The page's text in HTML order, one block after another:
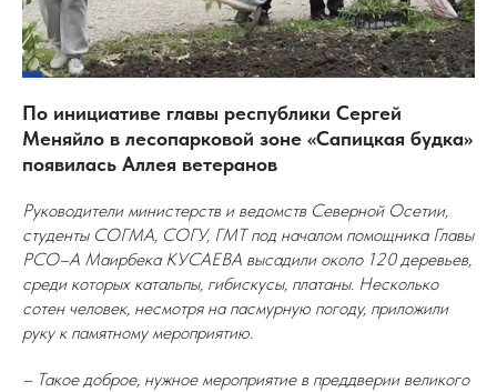
По инициативе главы республики Сергей
Меняйло в лесопарковой зоне «Сапицкая будка»
появилась Аллея ветеранов
Руководители министерств и ведомств Северной Осетии,
студенты СОГМА, СОГУ, ГМТ под началом помощника Главы
РСО–А Маирбека КУСАЕВА высадили около 120 деревьев,
среди которых катальпы, гибискусы, платаны. Несколько
сотен человек, несмотря на пасмурную погоду, приложили
руку к памятному мероприятию.
– Такое доброе, нужное мероприятие в преддверии великого